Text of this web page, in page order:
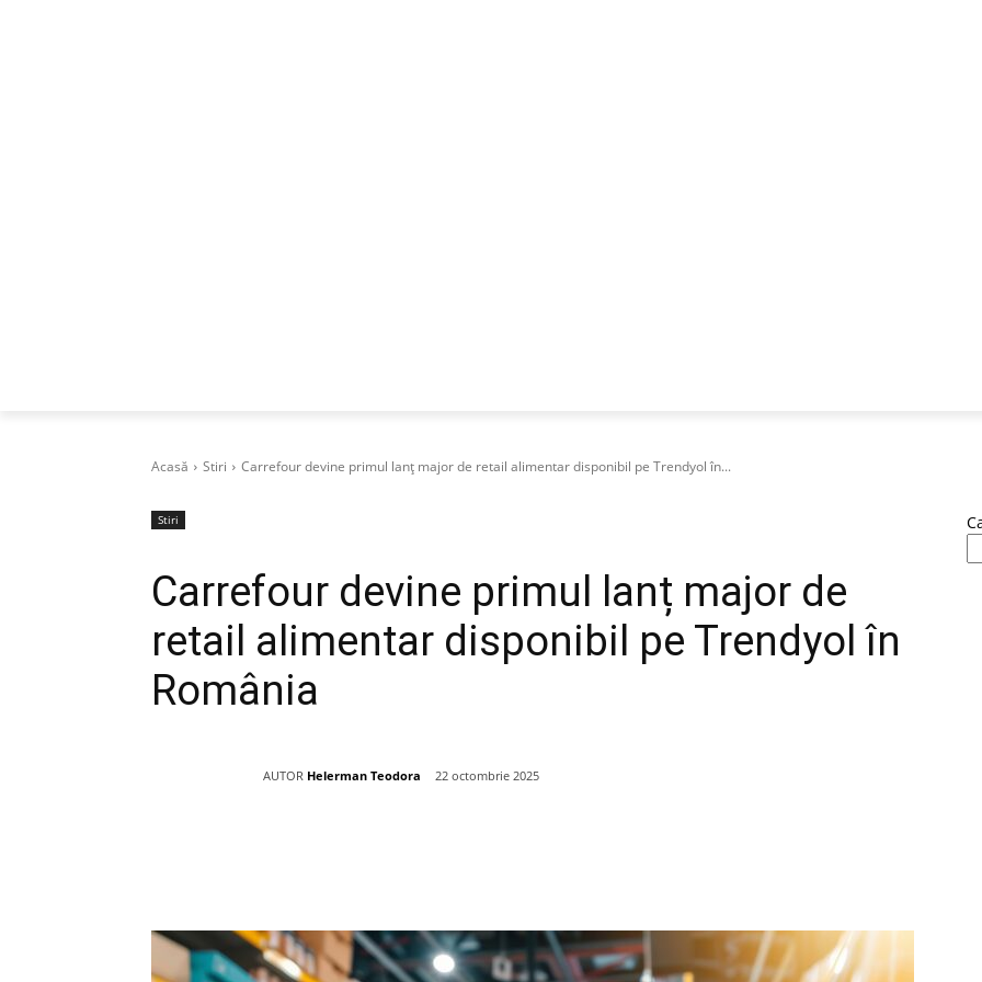
Acasă Stiri Carrefour devine primul lanț major de retail alimentar disponibil pe Trendyol în...
Stiri
Carrefour devine primul lanț major de
retail alimentar disponibil pe Trendyol în
România
AUTOR Helerman Teodora 22 octombrie 2025